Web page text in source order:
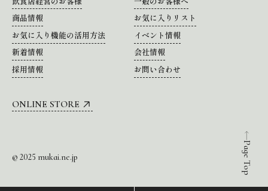
Page Top
商品情報
お気に入りリスト
お気に入り機能の活用方法
イベント情報
新着情報
会社情報
採用情報
お問い合わせ
ONLINE STORE
© 2025 mukai.ne.jp